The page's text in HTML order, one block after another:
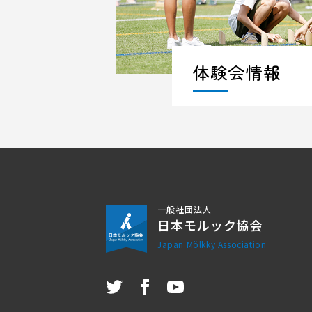
体験会情報
一般社団法人
日本モルック協会
Japan Mölkky Association